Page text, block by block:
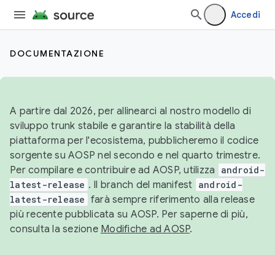
Accedi
DOCUMENTAZIONE
A partire dal 2026, per allinearci al nostro modello di
sviluppo trunk stabile e garantire la stabilità della
piattaforma per l'ecosistema, pubblicheremo il codice
sorgente su AOSP nel secondo e nel quarto trimestre.
Per compilare e contribuire ad AOSP, utilizza
android-
latest-release . Il branch del manifest android-
latest-release farà sempre riferimento alla release
più recente pubblicata su AOSP. Per saperne di più,
consulta la sezione Modifiche ad AOSP.